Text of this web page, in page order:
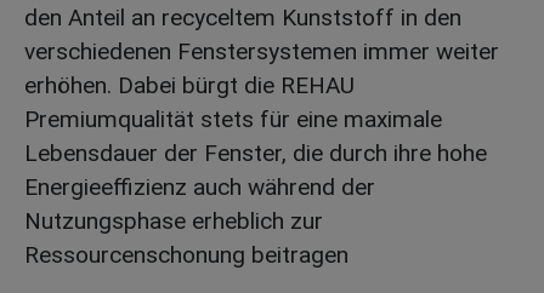
den Anteil an recyceltem Kunststoff in den
verschiedenen Fenstersystemen immer weiter
erhöhen. Dabei bürgt die REHAU
Premiumqualität stets für eine maximale
Lebensdauer der Fenster, die durch ihre hohe
Energieeffizienz auch während der
Nutzungsphase erheblich zur
Ressourcenschonung beitragen